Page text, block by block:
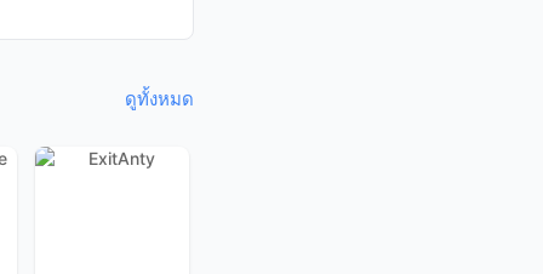
ดูทั้งหมด